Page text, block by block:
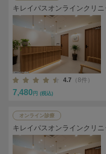
キレイパスオンラインクリニ
4.7 （8件）
7,480 円 (税込)
オンライン診療
キレイパスオンラインクリニ